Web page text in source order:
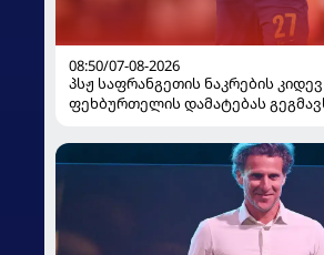
08:50/07-08-2026
პსჟ საფრანგეთის ნაკრების
ფეხბურთელის დამატებას